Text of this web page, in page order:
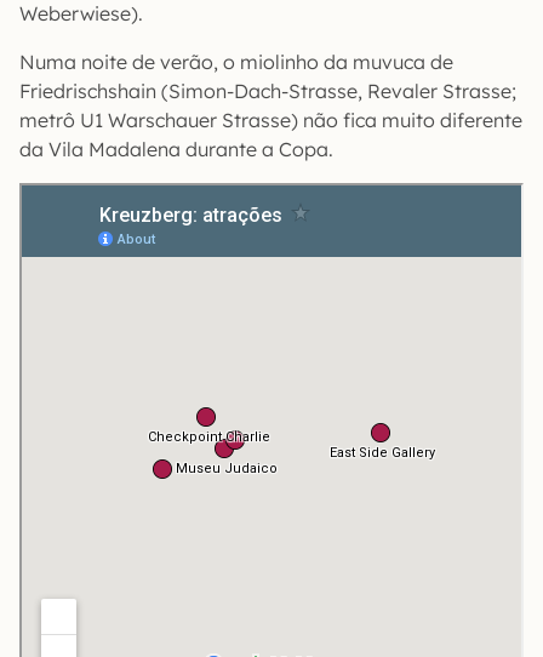
Weberwiese).
Numa noite de verão, o miolinho da muvuca de
Friedrischshain (Simon-Dach-Strasse, Revaler Strasse;
metrô U1 Warschauer Strasse) não fica muito diferente
da Vila Madalena durante a Copa.